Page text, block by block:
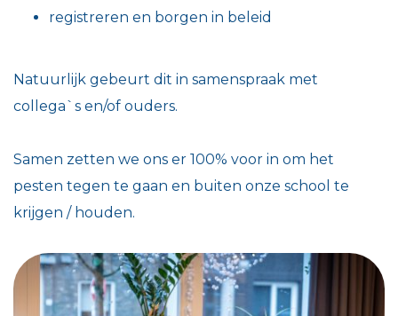
registreren en borgen in beleid
Natuurlijk gebeurt dit in samenspraak met
collega`s en/of ouders.
Samen zetten we ons er 100% voor in om het
pesten tegen te gaan en buiten onze school te
krijgen / houden.